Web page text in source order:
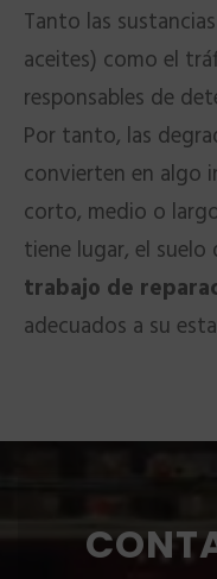
Tanto las
aceites) como el
responsables de
Por tanto, las
convierten en algo
corto, medio o
tiene lugar, el suelo
trabajo de
adecuados a su